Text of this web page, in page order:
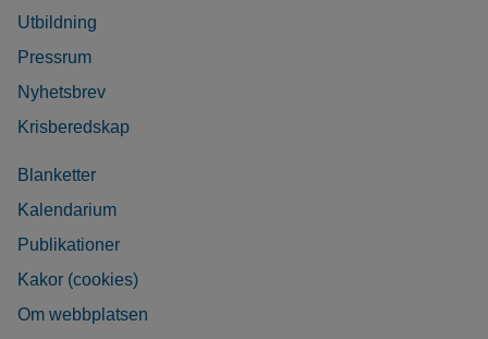
Utbildning
Pressrum
Nyhetsbrev
Krisberedskap
Blanketter
Kalendarium
Publikationer
Kakor (cookies)
Om webbplatsen